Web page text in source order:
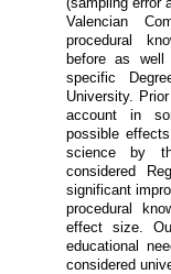
Valencian
procedural
before as
specific
University.
account in
possible
science by
considered
significant
procedural
effect size.
educational
considered